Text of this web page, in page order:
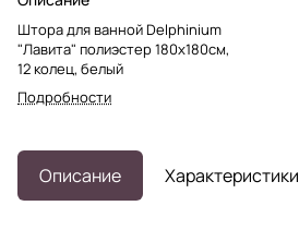
Штора для ванной Delphinium
"Лавита" полиэстер 180х180см,
12 колец, белый
Подробности
Описание Характеристики